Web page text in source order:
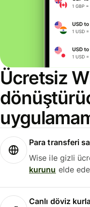
Ücretsiz
Para transferi
Wise ile gizli
kurunu elde
Canlı döviz